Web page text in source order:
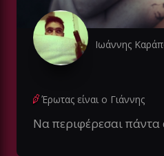
Ιωάννης
Έρωτας είναι ο Γιάννης
Να περιφέρεσαι πάντα